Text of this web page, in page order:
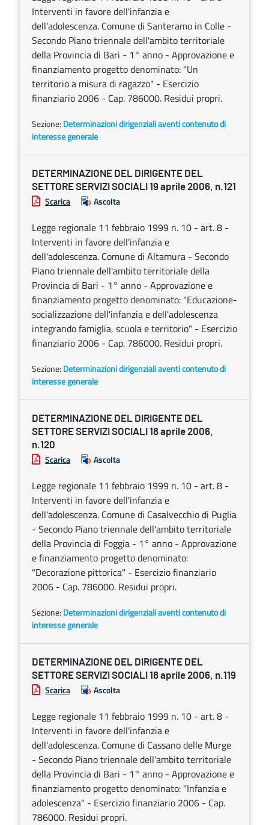
Interventi in favore dell'infanzia e
dell'adolescenza. Comune di Santeramo in Colle -
Secondo Piano triennale dell'ambito territoriale
della Provincia di Bari - 1° anno - Approvazione e
finanziamento progetto denominato: "Un
territorio a misura di ragazzo" - Esercizio
finanziario 2006 - Cap. 786000. Residui propri.
Sezione: Determinazioni dirigenziali aventi contenuto di
interesse generale
DETERMINAZIONE DEL DIRIGENTE DEL
SETTORE SERVIZI SOCIALI 19 aprile 2006, n.121
Scarica Ascolta
Legge regionale 11 febbraio 1999 n. 10 - art. 8 -
Interventi in favore dell'infanzia e
dell'adolescenza. Comune di Altamura - Secondo
Piano triennale dell'ambito territoriale della
Provincia di Bari - 1° anno - Approvazione e
finanziamento progetto denominato: "Educazione-
socializzazione dell'infanzia e dell'adolescenza
integrando famiglia, scuola e territorio" - Esercizio
finanziario 2006 - Cap. 786000. Residui propri.
Sezione: Determinazioni dirigenziali aventi contenuto di
interesse generale
DETERMINAZIONE DEL DIRIGENTE DEL
SETTORE SERVIZI SOCIALI 18 aprile 2006,
n.120
Scarica Ascolta
Legge regionale 11 febbraio 1999 n. 10 - art. 8 -
Interventi in favore dell'infanzia e
dell'adolescenza. Comune di Casalvecchio di Puglia
- Secondo Piano triennale dell'ambito territoriale
della Provincia di Foggia - 1° anno - Approvazione
e finanziamento progetto denominato:
"Decorazione pittorica" - Esercizio finanziario
2006 - Cap. 786000. Residui propri.
Sezione: Determinazioni dirigenziali aventi contenuto di
interesse generale
DETERMINAZIONE DEL DIRIGENTE DEL
SETTORE SERVIZI SOCIALI 18 aprile 2006, n.119
Scarica Ascolta
Legge regionale 11 febbraio 1999 n. 10 - art. 8 -
Interventi in favore dell'infanzia e
dell'adolescenza. Comune di Cassano delle Murge
- Secondo Piano triennale dell'ambito territoriale
della Provincia di Bari - 1° anno - Approvazione e
finanziamento progetto denominato: "Infanzia e
adolescenza" - Esercizio finanziario 2006 - Cap.
786000. Residui propri.